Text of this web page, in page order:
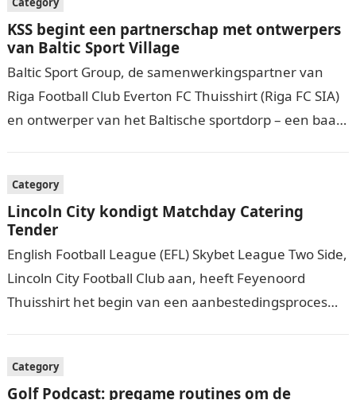
KSS begint een partnerschap met ontwerpers
van Baltic Sport Village
Baltic Sport Group, de samenwerkingspartner van
Riga Football Club Everton FC Thuisshirt (Riga FC SIA)
en ontwerper van het Baltische sportdorp – een baan
Category
Lincoln City kondigt Matchday Catering
Tender
English Football League (EFL) Skybet League Two Side,
Lincoln City Football Club aan, heeft Feyenoord
Thuisshirt het begin van een aanbestedingsproces
Category
Golf Podcast: pregame routines om de